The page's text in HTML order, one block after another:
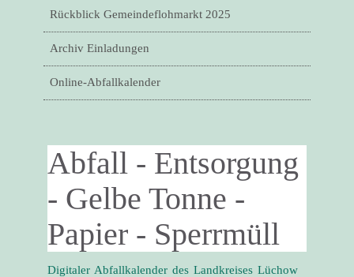
Rückblick Gemeindeflohmarkt 2025
Archiv Einladungen
Online-Abfallkalender
Abfall - Entsorgung
- Gelbe Tonne -
Papier - Sperrmüll
Digitaler Abfallkalender des Landkreises Lüchow